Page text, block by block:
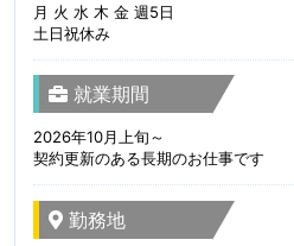
月 火 水 木 金 週5日
土日祝休み
就業期間
2026年10月上旬～
契約更新のある長期のお仕事です
勤務地